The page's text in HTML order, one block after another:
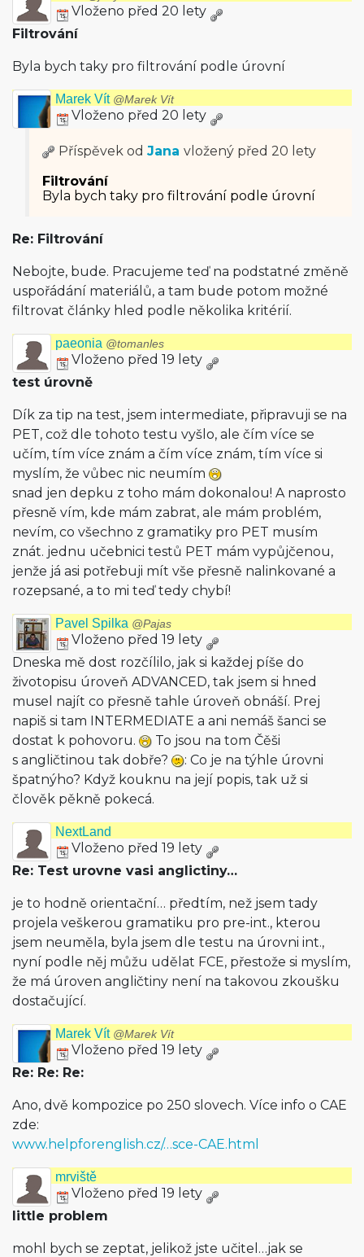
Vloženo před 20 lety
Filtrování
Byla bych taky pro filtrování podle úrovní
Marek Vít @Marek Vít
Vloženo před 20 lety
Příspěvek od Jana vložený před 20 lety
Filtrování
Byla bych taky pro filtrování podle úrovní
Re: Filtrování
Nebojte, bude. Pracujeme teď na podstatné změně
uspořádání materiálů, a tam bude potom možné
filtrovat články hled podle několika kritérií.
paeonia @tomanles
Vloženo před 19 lety
test úrovně
Dík za tip na test, jsem intermediate, připravuji se na
PET, což dle tohoto testu vyšlo, ale čím více se
učím, tím více znám a čím více znám, tím více si
myslím, že vůbec nic neumím
snad jen depku z toho mám dokonalou! A naprosto
přesně vím, kde mám zabrat, ale mám problém,
nevím, co všechno z gramatiky pro PET musím
znát. jednu učebnici testů PET mám vypůjčenou,
jenže já asi potřebuji mít vše přesně nalinkované a
rozepsané, a to mi teď tedy chybí!
Pavel Spilka @Pajas
Vloženo před 19 lety
Dneska mě dost rozčílilo, jak si každej píše do
životopisu úroveň ADVANCED, tak jsem si hned
musel najít co přesně tahle úroveň obnáší. Prej
napiš si tam INTERMEDIATE a ani nemáš šanci se
dostat k pohovoru.
To jsou na tom Čěši
s angličtinou tak dobře?
: Co je na týhle úrovni
špatnýho? Když kouknu na její popis, tak už si
člověk pěkně pokecá.
NextLand
Vloženo před 19 lety
Re: Test urovne vasi anglictiny…
je to hodně orientační… předtím, než jsem tady
projela veškerou gramatiku pro pre-int., kterou
jsem neuměla, byla jsem dle testu na úrovni int.,
nyní podle něj můžu udělat FCE, přestože si myslím,
že má úroven angličtiny není na takovou zkoušku
dostačující.
Marek Vít @Marek Vít
Vloženo před 19 lety
Re: Re: Re:
Ano, dvě kompozice po 250 slovech. Více info o CAE
zde:
www.helpforenglish.cz/…sce-CAE.html
mrviště
Vloženo před 19 lety
little problem
mohl bych se zeptat, jelikož jste učitel…jak se